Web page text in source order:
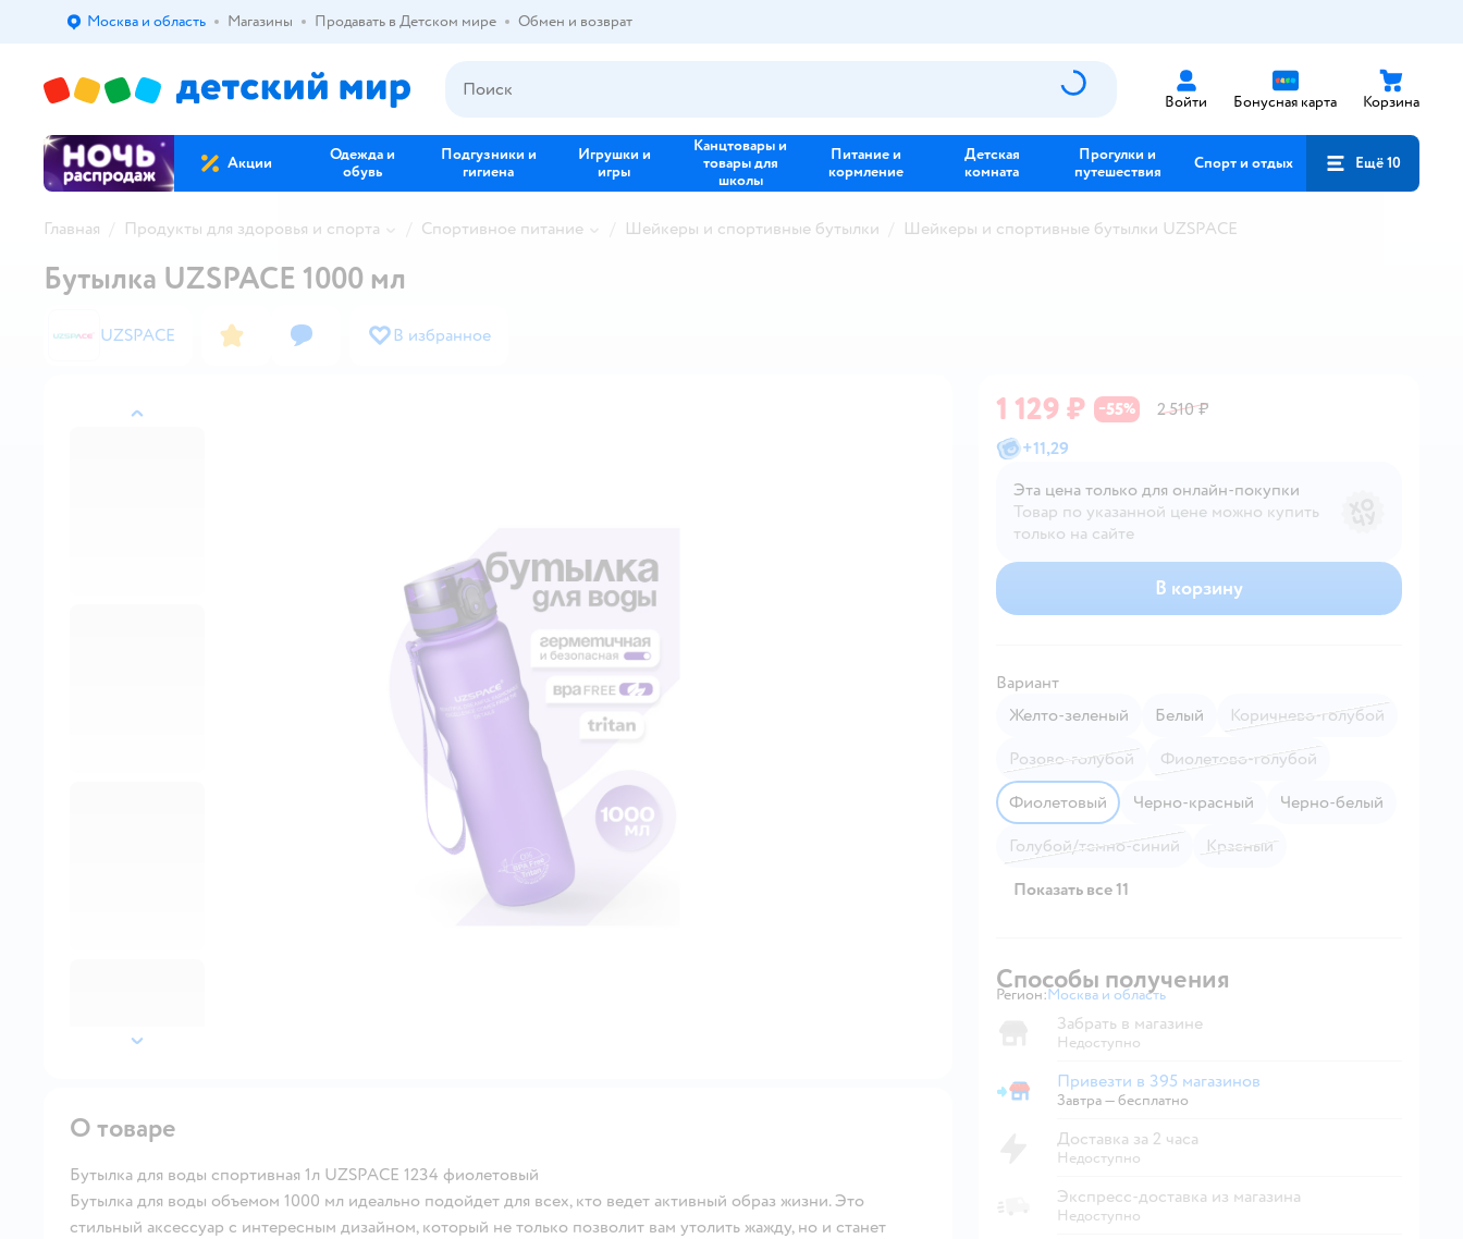
Выбор адреса доставки.
Москва и область Магазины Продавать в Детском мире Обмен и возврат
Войти Бонусная карта Корзина
Акции
Одежда и
обувь
Подгузники и
гигиена
Игрушки и
игры
Канцтовары и
товары для
школы
Питание и
кормление
Детская
комната
Прогулки и
путешествия
Спорт и отдых Ещё 10
Главная Продукты для здоровья и спорта Спортивное питание Шейкеры и спортивные бутылки Шейкеры и спортивные бутылки UZSPACE
назад
далее
Бутылка UZSPACE 1000 мл
UZSPACE В избранное
1 129 ₽ −55%
2 510 ₽
+11,29
Эта цена только для онлайн‑покупки
Товар по указанной цене можно купить
только на сайте
В корзину
Вариант
Желто-зеленый
Белый
Коричнево-голубой
Розово-голубой
Фиолетово-голубой
Фиолетовый
Черно-красный
Черно-белый
Голубой/темно-синий
Красный
Показать все 11
Способы получения
Регион: Выбор адреса доставки.
Москва и область
Забрать в магазине
Недоступно
Привезти в магазин
Привезти в 395 магазинов
Завтра—бесплатно
Доставка за 2 часа
Недоступно
Экспресс-доставка из магазина
Недоступно
О товаре
Бутылка для воды спортивная 1л UZSPACE 1234 фиолетовый
Бутылка для воды объемом 1000 мл идеально подойдет для всех, кто ведет активный образ жизни. Это
стильный аксессуар с интересным дизайном, который не только позволит вам утолить жажду, но и станет